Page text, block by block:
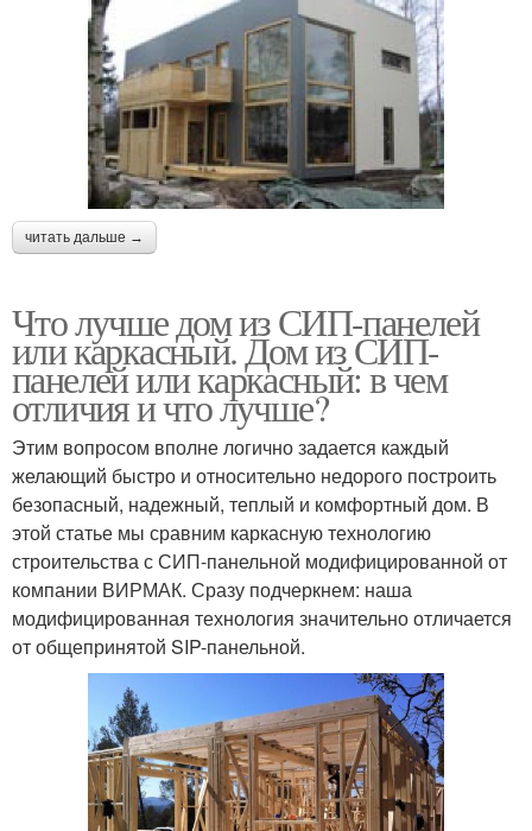
читать дальше →
Что лучше дом из СИП-панелей
или каркасный. Дом из СИП-
панелей или каркасный: в чем
отличия и что лучше?
Этим вопросом вполне логично задается каждый
желающий быстро и относительно недорого построить
безопасный, надежный, теплый и комфортный дом. В
этой статье мы сравним каркасную технологию
строительства с СИП-панельной модифицированной от
компании ВИРМАК. Сразу подчеркнем: наша
модифицированная технология значительно отличается
от общепринятой SIP-панельной.